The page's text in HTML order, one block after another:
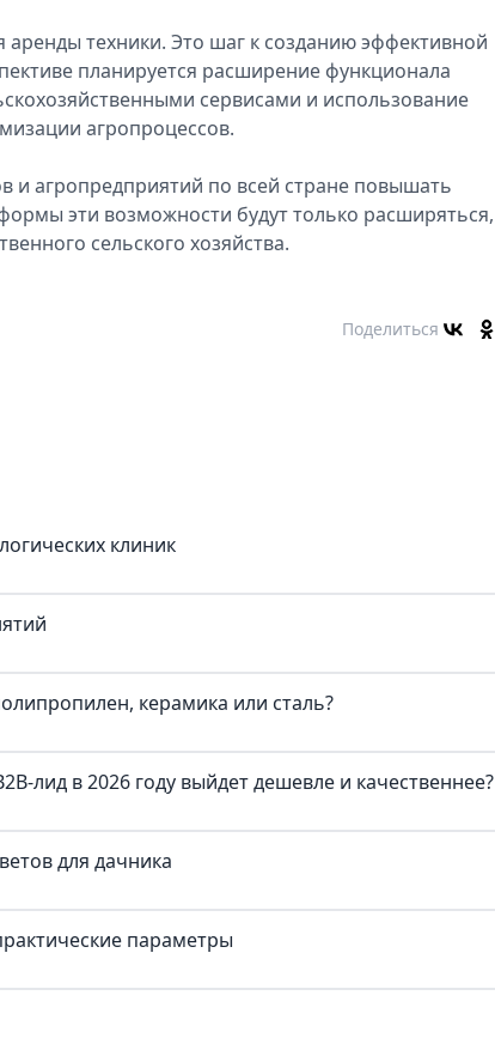
техники. Это шаг к созданию эффективной
планируется расширение функционала
сервисами и использование
агропроцессов.
и агропредприятий по всей стране повышать
эти возможности будут только расширяться,
сельского хозяйства.
Поделиться
клиник
керамика или сталь?
лид в 2026 году выйдет дешевле и качественнее?
для дачника
параметры